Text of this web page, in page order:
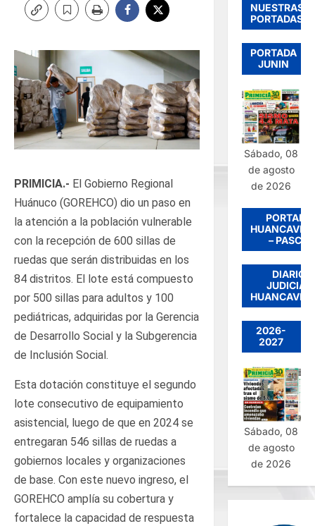
PRIMICIA.- El Gobierno Regional
Huánuco (GOREHCO) dio un paso en
la atención a la población vulnerable
con la recepción de 600 sillas de
ruedas que serán distribuidas en los
84 distritos. El lote está compuesto
por 500 sillas para adultos y 100
pediátricas, adquiridas por la Gerencia
de Desarrollo Social y la Subgerencia
de Inclusión Social.
Esta dotación constituye el segundo
lote consecutivo de equipamiento
asistencial, luego de que en 2024 se
entregaran 546 sillas de ruedas a
gobiernos locales y organizaciones
de base. Con este nuevo ingreso, el
GOREHCO amplía su cobertura y
fortalece la capacidad de respuesta
NUESTRAS
PORTADAS
PORTADA
JUNIN
Sábado, 08
de agosto
de 2026
PORTADA
– PASCO
DIARIO
JUDICIAL
2026-
2027
Sábado, 08
de agosto
de 2026